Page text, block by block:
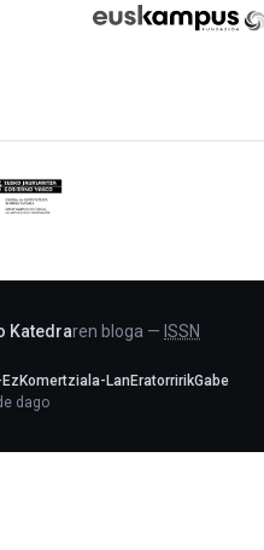
Katedraren bloga — ISSN
LanEratorririkGabe
dago